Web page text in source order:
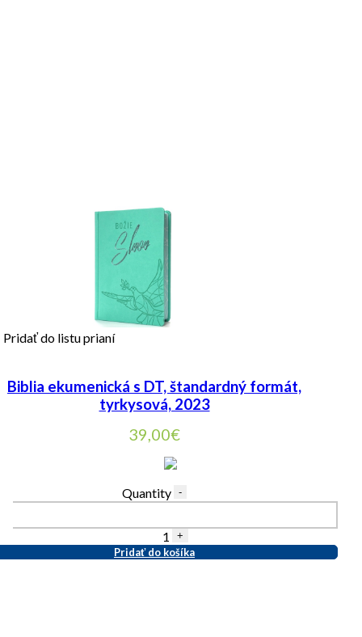
Pridať do listu prianí
Biblia ekumenická s DT, štandardný formát,
tyrkysová, 2023
39,00€
Quantity -
1 +
Pridať do košíka